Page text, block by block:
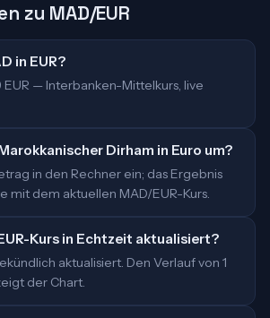
zu MAD/EUR
in EUR?
EUR — Interbanken-Mittelkurs, live
Dirham in Euro um?
in den Rechner ein; das Ergebnis
mit dem aktuellen MAD/EUR-Kurs.
Kurs in Echtzeit aktualisiert?
aktualisiert. Den Verlauf von 1
der Chart.